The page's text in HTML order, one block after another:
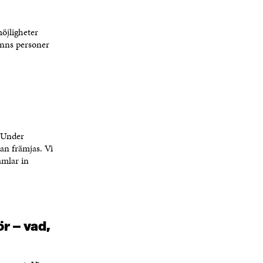
personer
främjas. Vi
in
– vad,